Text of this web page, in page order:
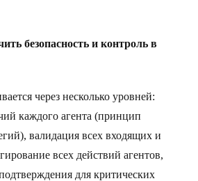
безопасность и контроль в
через несколько уровней:
каждого агента (принцип
валидация всех входящих и
всех действий агентов,
для критических